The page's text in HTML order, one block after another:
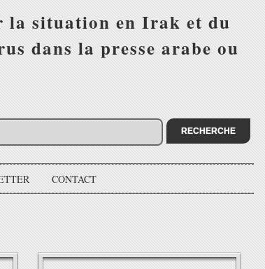
la situation en Irak et du
dans la presse arabe ou
CONTACT